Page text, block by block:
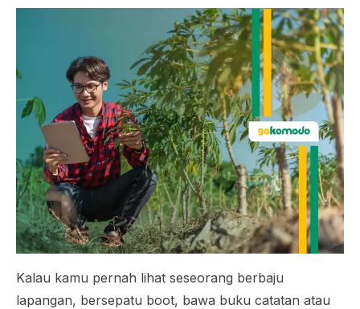
Kalau kamu pernah lihat seseorang berbaju
lapangan, bersepatu boot, bawa buku catatan atau